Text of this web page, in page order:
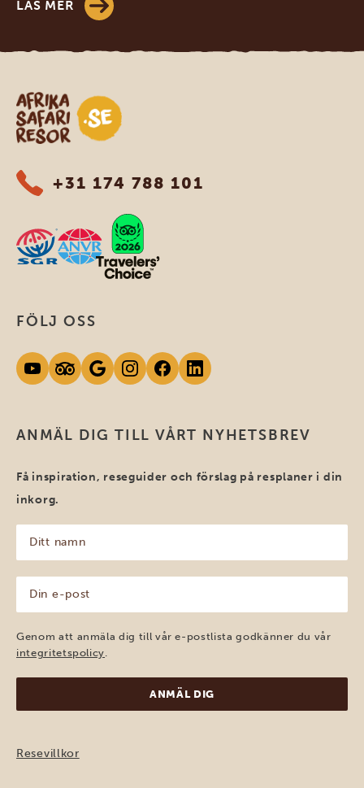
LÄS MER
Safari-resor i Afrika
+31 174 788 101
ANMÄL DIG TILL VÅRT NYHETSBREV
Få inspiration, reseguider och förslag på resplaner i din
inkorg.
namn
(Obligatoriskt)
post
(Obligatoriskt)
Genom att anmäla dig till vår e-postlista godkänner du vår
integritetspolicy.
FÖLJ OSS
Resevillkor